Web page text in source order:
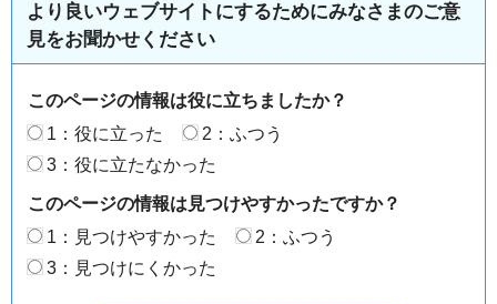
より良いウェブサイトにするためにみなさまのご意
見をお聞かせください
このページの情報は役に立ちましたか？
1：役に立った
2：ふつう
3：役に立たなかった
このページの情報は見つけやすかったですか？
1：見つけやすかった
2：ふつう
3：見つけにくかった